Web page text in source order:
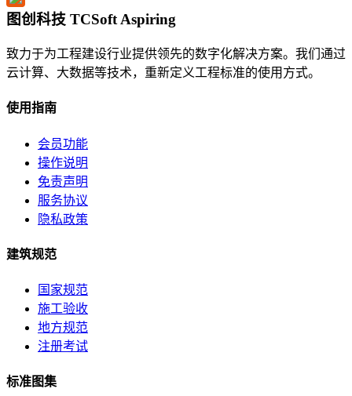
图创科技 TCSoft Aspiring
致力于为工程建设行业提供领先的数字化解决方案。我们通过
云计算、大数据等技术，重新定义工程标准的使用方式。
使用指南
会员功能
操作说明
免责声明
服务协议
隐私政策
建筑规范
国家规范
施工验收
地方规范
注册考试
标准图集